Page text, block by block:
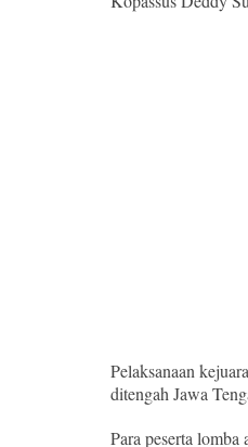
Pelaksanaan
ditengah Jawa
Para peserta